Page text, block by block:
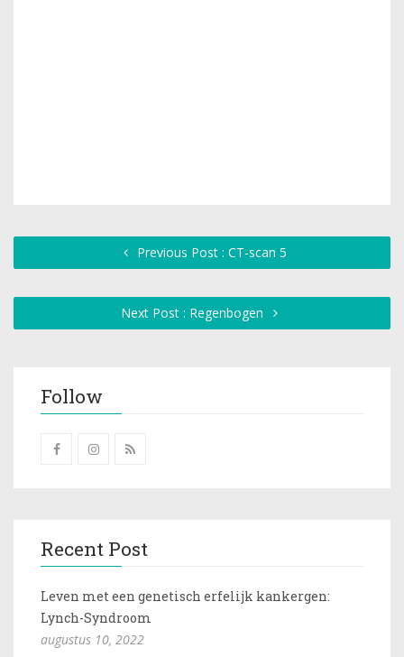
Previous Post : CT-scan 5
Next Post : Regenbogen
Follow
Recent Post
Leven met een genetisch erfelijk kankergen:
Lynch-Syndroom
augustus 10, 2022